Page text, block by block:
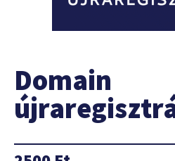
Domain